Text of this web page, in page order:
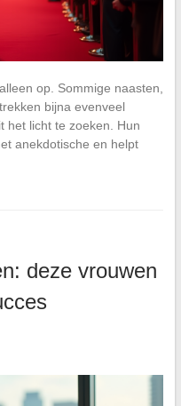
op. Sommige naasten,
bijna evenveel
het licht te zoeken. Hun
anekdotische en helpt
deze vrouwen